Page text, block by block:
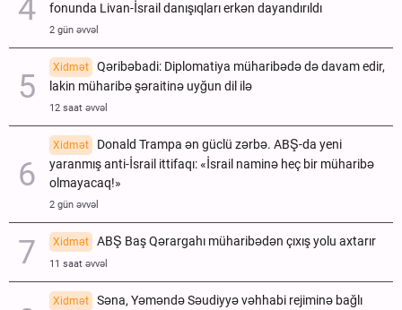
fonunda Livan-İsrail danışıqları erkən dayandırıldı
2 gün əvvəl
Xidmət
Qəribəbadi: Diplomatiya müharibədə də davam edir,
lakin müharibə şəraitinə uyğun dil ilə
12 saat əvvəl
Xidmət
Donald Trampa ən güclü zərbə. ABŞ-da yeni
yaranmış anti-İsrail ittifaqı: «İsrail naminə heç bir müharibə
olmayacaq!»
2 gün əvvəl
Xidmət ABŞ Baş Qərargahı müharibədən çıxış yolu axtarır
11 saat əvvəl
Xidmət
Səna, Yəməndə Səudiyyə vəhhabi rejiminə bağlı